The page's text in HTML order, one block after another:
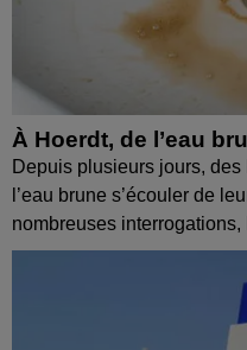
À Hoerdt, de l’eau
Depuis plusieurs jours,
l’eau brune s’écouler de
nombreuses